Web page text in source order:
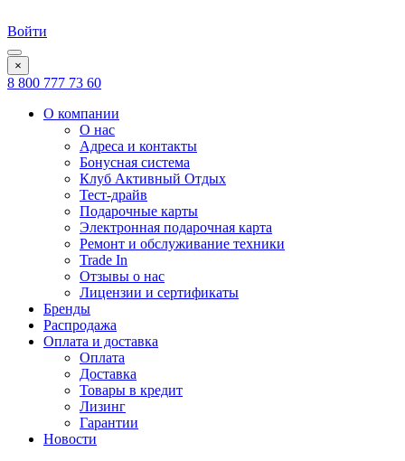
Войти
×
8 800 777 73 60
О компании
О нас
Адреса и контакты
Бонусная система
Клуб Активный Отдых
Тест-драйв
Подарочные карты
Электронная подарочная карта
Ремонт и обслуживание техники
Trade In
Отзывы о нас
Лицензии и сертификаты
Бренды
Распродажа
Оплата и доставка
Оплата
Доставка
Товары в кредит
Лизинг
Гарантии
Новости